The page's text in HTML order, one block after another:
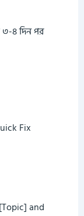
৩-৪ দিন পর
Fix
and